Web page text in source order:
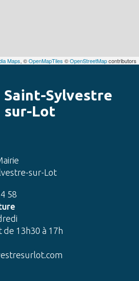
Saint-Sylvestre
sur-Lot
sur-Lot
58
de 13h30 à 17h
Maps, ©OpenMapTiles ©OpenStreetMapcontributors